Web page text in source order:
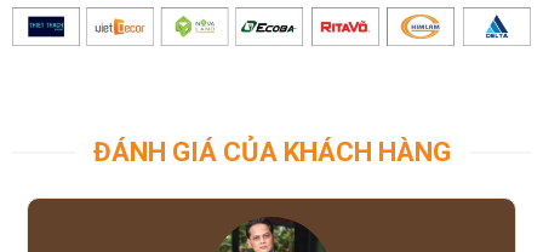
ĐÁNH GIÁ CỦA KHÁCH HÀNG